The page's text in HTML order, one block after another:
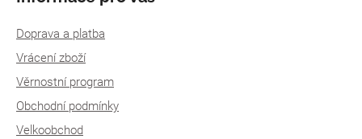
Doprava a platba
Vrácení zboží
Věrnostní program
Obchodní podmínky
Velkoobchod